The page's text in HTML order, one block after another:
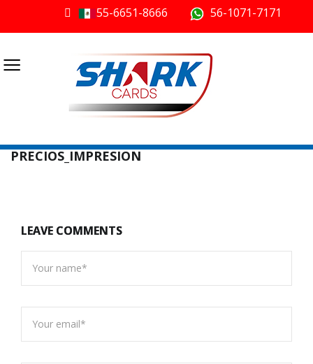
55-6651-8666 56-1071-7171
≡
PRECIOS_IMPRESION
LEAVE COMMENTS